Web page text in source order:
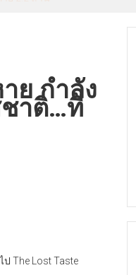
ย กำลัง
ชาติ…ที่
The Lost Taste